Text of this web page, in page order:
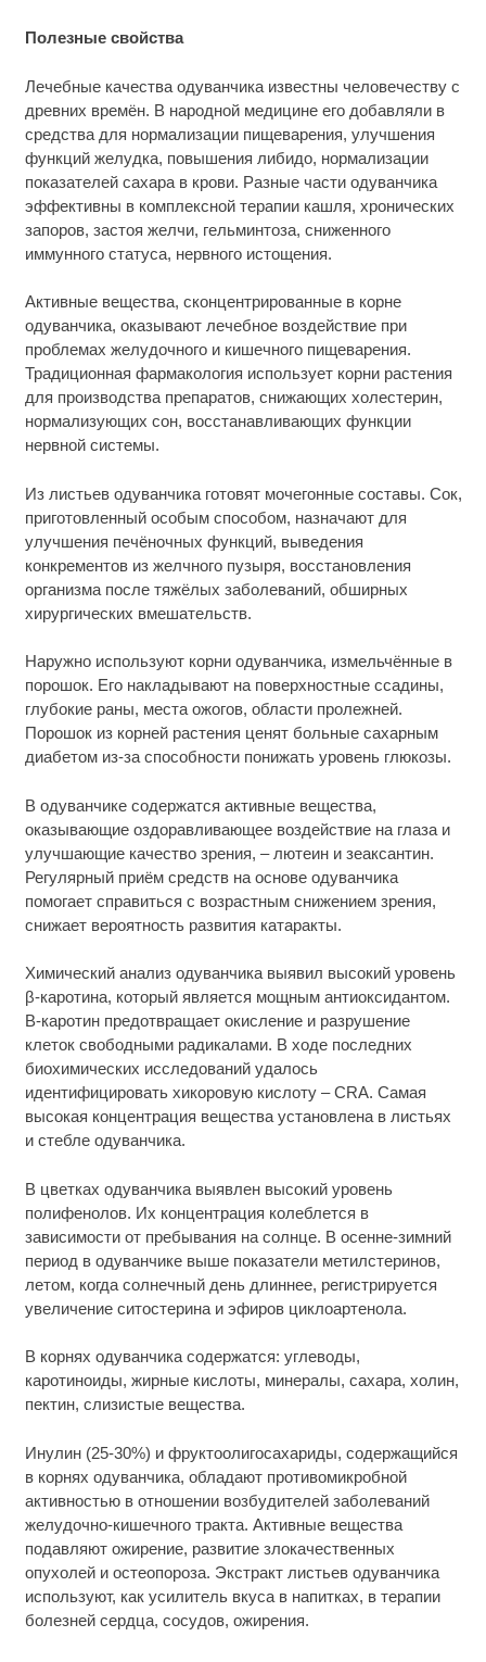
Полезные свойства
Лечебные качества одуванчика известны человечеству с
древних времён. В народной медицине его добавляли в
средства для нормализации пищеварения, улучшения
функций желудка, повышения либидо, нормализации
показателей сахара в крови. Разные части одуванчика
эффективны в комплексной терапии кашля, хронических
запоров, застоя желчи, гельминтоза, сниженного
иммунного статуса, нервного истощения.
Активные вещества, сконцентрированные в корне
одуванчика, оказывают лечебное воздействие при
проблемах желудочного и кишечного пищеварения.
Традиционная фармакология использует корни растения
для производства препаратов, снижающих холестерин,
нормализующих сон, восстанавливающих функции
нервной системы.
Из листьев одуванчика готовят мочегонные составы. Сок,
приготовленный особым способом, назначают для
улучшения печёночных функций, выведения
конкрементов из желчного пузыря, восстановления
организма после тяжёлых заболеваний, обширных
хирургических вмешательств.
Наружно используют корни одуванчика, измельчённые в
порошок. Его накладывают на поверхностные ссадины,
глубокие раны, места ожогов, области пролежней.
Порошок из корней растения ценят больные сахарным
диабетом из-за способности понижать уровень глюкозы.
В одуванчике содержатся активные вещества,
оказывающие оздоравливающее воздействие на глаза и
улучшающие качество зрения, – лютеин и зеаксантин.
Регулярный приём средств на основе одуванчика
помогает справиться с возрастным снижением зрения,
снижает вероятность развития катаракты.
Химический анализ одуванчика выявил высокий уровень
β-каротина, который является мощным антиоксидантом.
Β-каротин предотвращает окисление и разрушение
клеток свободными радикалами. В ходе последних
биохимических исследований удалось
идентифицировать хикоровую кислоту – CRA. Самая
высокая концентрация вещества установлена в листьях
и стебле одуванчика.
В цветках одуванчика выявлен высокий уровень
полифенолов. Их концентрация колеблется в
зависимости от пребывания на солнце. В осенне-зимний
период в одуванчике выше показатели метилстеринов,
летом, когда солнечный день длиннее, регистрируется
увеличение ситостерина и эфиров циклоартенола.
В корнях одуванчика содержатся: углеводы,
каротиноиды, жирные кислоты, минералы, сахара, холин,
пектин, слизистые вещества.
Инулин (25-30%) и фруктоолигосахариды, содержащийся
в корнях одуванчика, обладают противомикробной
активностью в отношении возбудителей заболеваний
желудочно-кишечного тракта. Активные вещества
подавляют ожирение, развитие злокачественных
опухолей и остеопороза. Экстракт листьев одуванчика
используют, как усилитель вкуса в напитках, в терапии
болезней сердца, сосудов, ожирения.